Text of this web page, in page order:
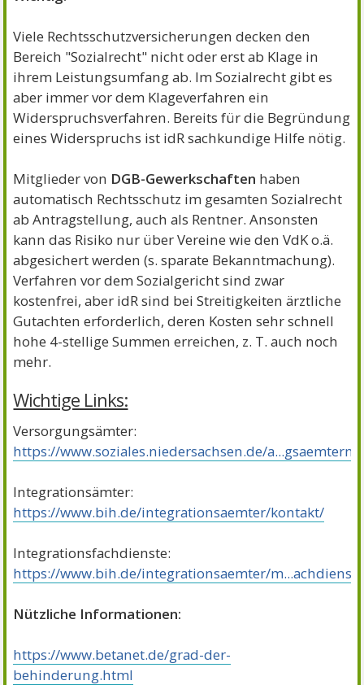
Viele Rechtsschutzversicherungen decken den
Bereich "Sozialrecht" nicht oder erst ab Klage in
ihrem Leistungsumfang ab. Im Sozialrecht gibt es
aber immer vor dem Klageverfahren ein
Widerspruchsverfahren. Bereits für die Begründung
eines Widerspruchs ist idR sachkundige Hilfe nötig.
Mitglieder von DGB-Gewerkschaften haben
automatisch Rechtsschutz im gesamten Sozialrecht
ab Antragstellung, auch als Rentner. Ansonsten
kann das Risiko nur über Vereine wie den VdK o.ä.
abgesichert werden (s. sparate Bekanntmachung).
Verfahren vor dem Sozialgericht sind zwar
kostenfrei, aber idR sind bei Streitigkeiten ärztliche
Gutachten erforderlich, deren Kosten sehr schnell
hohe 4-stellige Summen erreichen, z. T. auch noch
mehr.
Wichtige Links:
Versorgungsämter:
https://www.soziales.niedersachsen.de/a...gsaemtern/
Integrationsämter:
https://www.bih.de/integrationsaemter/kontakt/
Integrationsfachdienste:
https://www.bih.de/integrationsaemter/m...achdienst/
Nützliche Informationen:
https://www.betanet.de/grad-der-
behinderung.html